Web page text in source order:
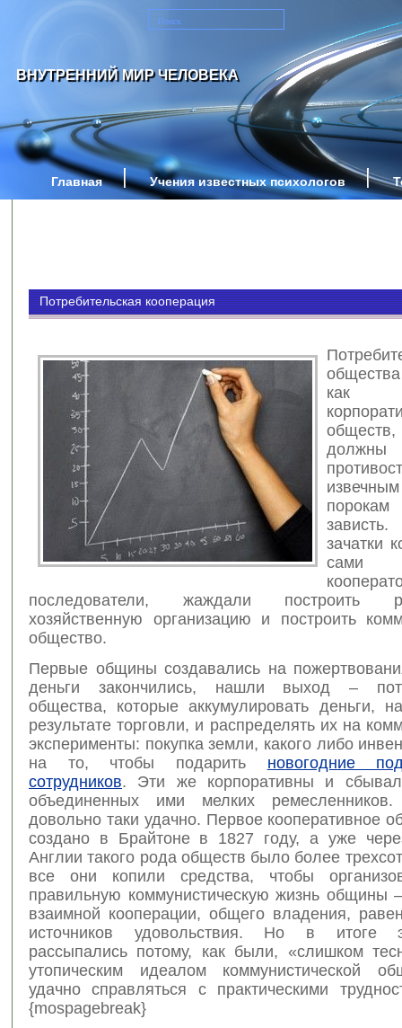
ВНУТРЕННИЙ МИР ЧЕЛОВЕКА
Главная Учения известных психологов
Потребительская кооперация
как
порокам
зачатки
сами
последователи, жаждали построить
хозяйственную организацию и построить
общество.
Первые общины создавались на
деньги закончились, нашли выход –
общества, которые аккумулировать деньги,
результате торговли, и распределять их на
эксперименты: покупка земли, какого либо
на то, чтобы подарить новогодние
сотрудников. Эти же корпоративны и
объединенных ими мелких
довольно таки удачно. Первое кооперативное
создано в Брайтоне в 1827 году, а уже
Англии такого рода обществ было более
все они копили средства, чтобы
правильную коммунистическую жизнь общины
взаимной кооперации, общего владения,
источников удовольствия. Но в итоге
рассыпались потому, как были, «слишком
утопическим идеалом коммунистической
удачно справляться с практическими
{mospagebreak}